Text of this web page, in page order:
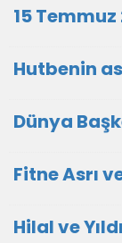
15
Hutbenin
Dünya
Fitne Asrı
Hilal ve